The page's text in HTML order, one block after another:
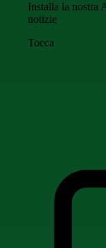
Installa la nostra
notizie
Tocca